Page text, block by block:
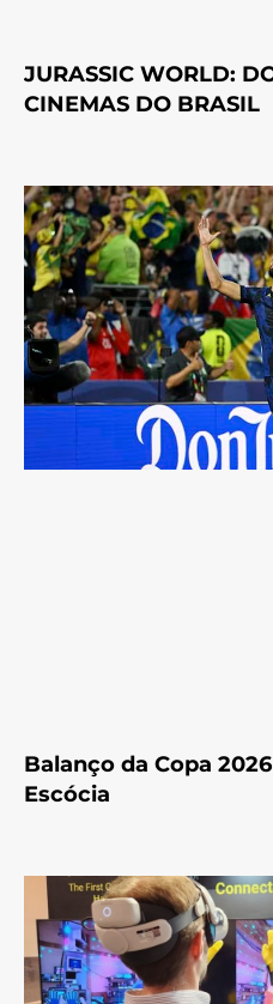
JURASSIC WORLD:
CINEMAS DO BRASIL
Balanço da Copa
Escócia